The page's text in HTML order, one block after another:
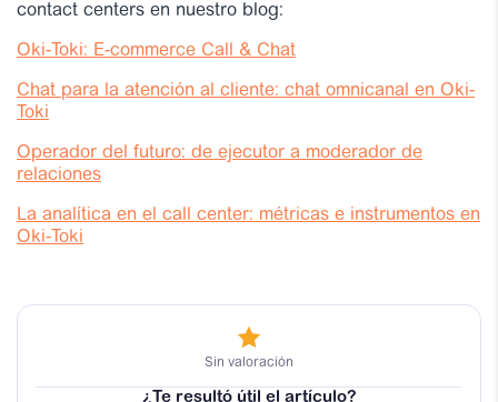
contact centers en nuestro blog:
Oki-Toki: E-commerce Call & Chat
Chat para la atención al cliente: chat omnicanal en Oki-
Toki
Operador del futuro: de ejecutor a moderador de
relaciones
La analítica en el call center: métricas e instrumentos en
Oki-Toki
Sin valoración
¿Te resultó útil el artículo?